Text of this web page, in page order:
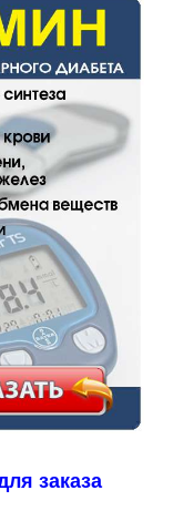
заказа